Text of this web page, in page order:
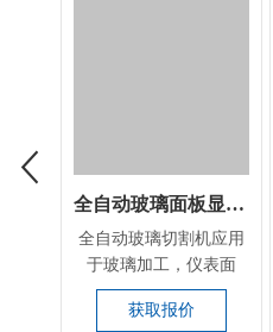
全自动玻璃面板显示屏激光切割设备
全自动玻璃切割机应用
于玻璃加工，仪表面
板，显示面板，蓝宝石
加...
获取报价